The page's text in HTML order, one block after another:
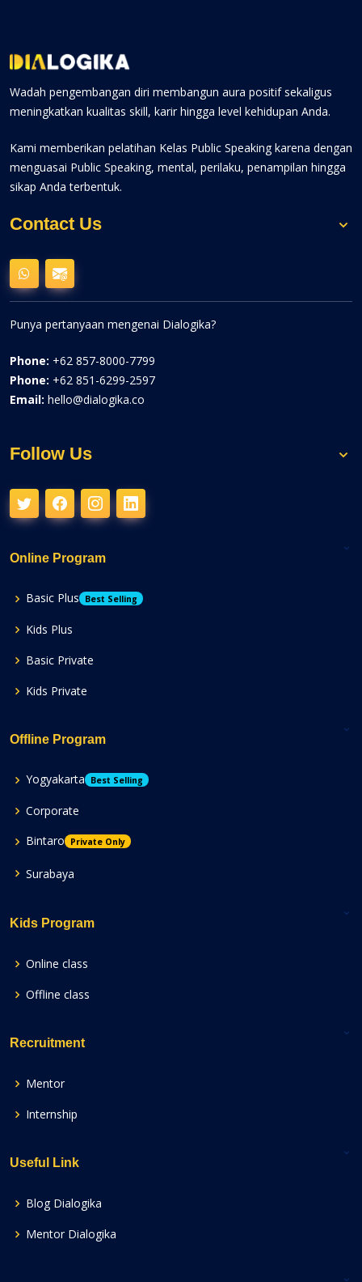
Wadah pengembangan diri membangun aura positif sekaligus
meningkatkan kualitas skill, karir hingga level kehidupan Anda.
Kami memberikan pelatihan Kelas Public Speaking karena dengan
menguasai Public Speaking, mental, perilaku, penampilan hingga
sikap Anda terbentuk.
Contact Us
Punya pertanyaan mengenai Dialogika?
Phone: +62 857-8000-7799
Phone: +62 851-6299-2597
Email: hello@dialogika.co
Follow Us
Online Program
Basic Plus Best Selling
Kids Plus
Basic Private
Kids Private
Offline Program
Yogyakarta Best Selling
Corporate
Bintaro
Private Only
Surabaya
Kids Program
Online class
Offline class
Recruitment
Mentor
Internship
Useful Link
Blog Dialogika
Mentor Dialogika